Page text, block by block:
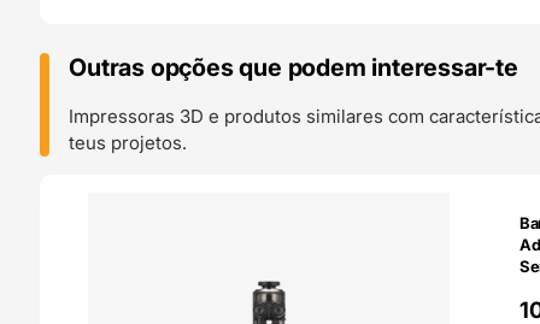
Outras opções que podem interessar-te
Impressoras 3D e produtos similares com
teus projetos.